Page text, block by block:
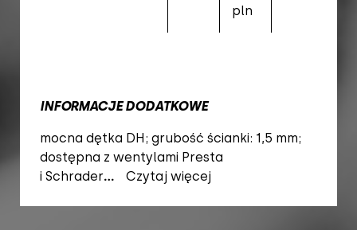
pln
INFORMACJE DODATKOWE
mocna dętka DH; grubość ścianki: 1,5 mm;
dostępna z wentylami Presta
i Schrader... Czytaj więcej